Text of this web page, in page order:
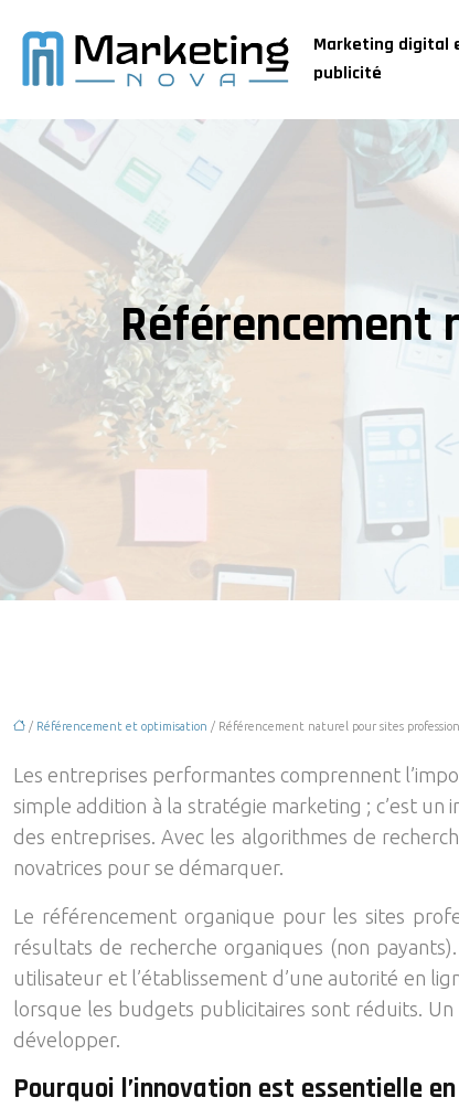
Marketing digital
publicité
/ Référencement et optimisation / Référencement naturel pour sites
Les entreprises performantes comprennent
simple addition à la stratégie marketing ; c’est
des entreprises. Avec les algorithmes de
novatrices pour se démarquer.
Le référencement organique pour les sites
résultats de recherche organiques (non
utilisateur et l’établissement d’une autorité en
lorsque les budgets publicitaires sont réduits.
développer.
Pourquoi l’innovation est essentielle en